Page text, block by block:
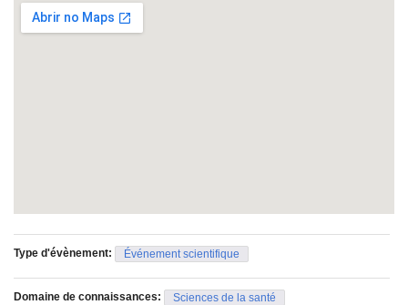
Type d'évènement: Événement scientifique
Domaine de connaissances: Sciences de la santé